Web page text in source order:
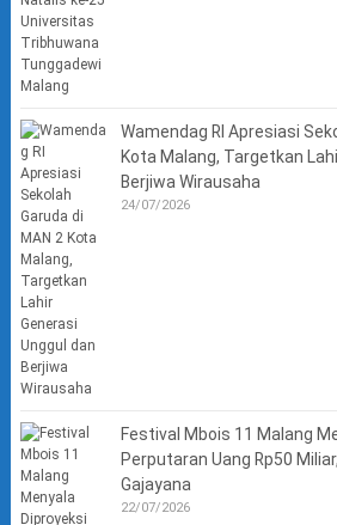
Wamendag RI Apresiasi
Kota Malang, Targetkan
Berjiwa Wirausaha
24/07/2026
Festival Mbois 11 Malang
Perputaran Uang Rp50
Gajayana
22/07/2026